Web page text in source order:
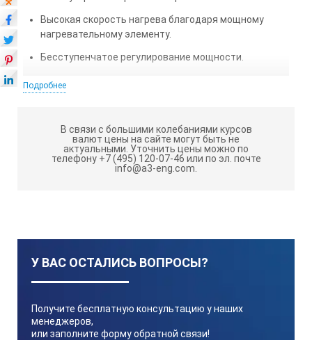
Высокая скорость нагрева благодаря мощному
нагревательному элементу.
Бесступенчатое регулирование мощности.
ТЕХНИЧЕСКИЕ ХАРАКТЕРИСТИКИ ES-
Корпус: сталь, покрытая химически стойкой
порошковой краской;
Нагревательная платформа: фторопласт;
Подробнее
В связи с большими колебаниями курсов
валют цены на сайте могут быть не
актуальными. Уточнить цены можно по
телефону +7 (495) 120-07-46 или по эл. почте
info@a3-eng.com.
У ВАС ОСТАЛИСЬ ВОПРОСЫ?
Получите бесплатную консультацию у наших
менеджеров,
или заполните форму обратной связи!